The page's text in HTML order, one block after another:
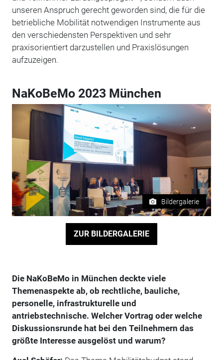
unseren Anspruch gerecht geworden sind, die für die
betriebliche Mobilität notwendigen Instrumente aus
den verschiedensten Perspektiven und sehr
praxisorientiert darzustellen und Praxislösungen
aufzuzeigen.
NaKoBeMo 2023 München
Bildergalerie
ZUR BILDERGALERIE
Die NaKoBeMo in München deckte viele
Themenaspekte ab, ob rechtliche, bauliche,
personelle, infrastrukturelle und
antriebstechnische. Welcher Vortrag oder welche
Diskussionsrunde hat bei den Teilnehmern das
größte Interesse ausgelöst und warum?